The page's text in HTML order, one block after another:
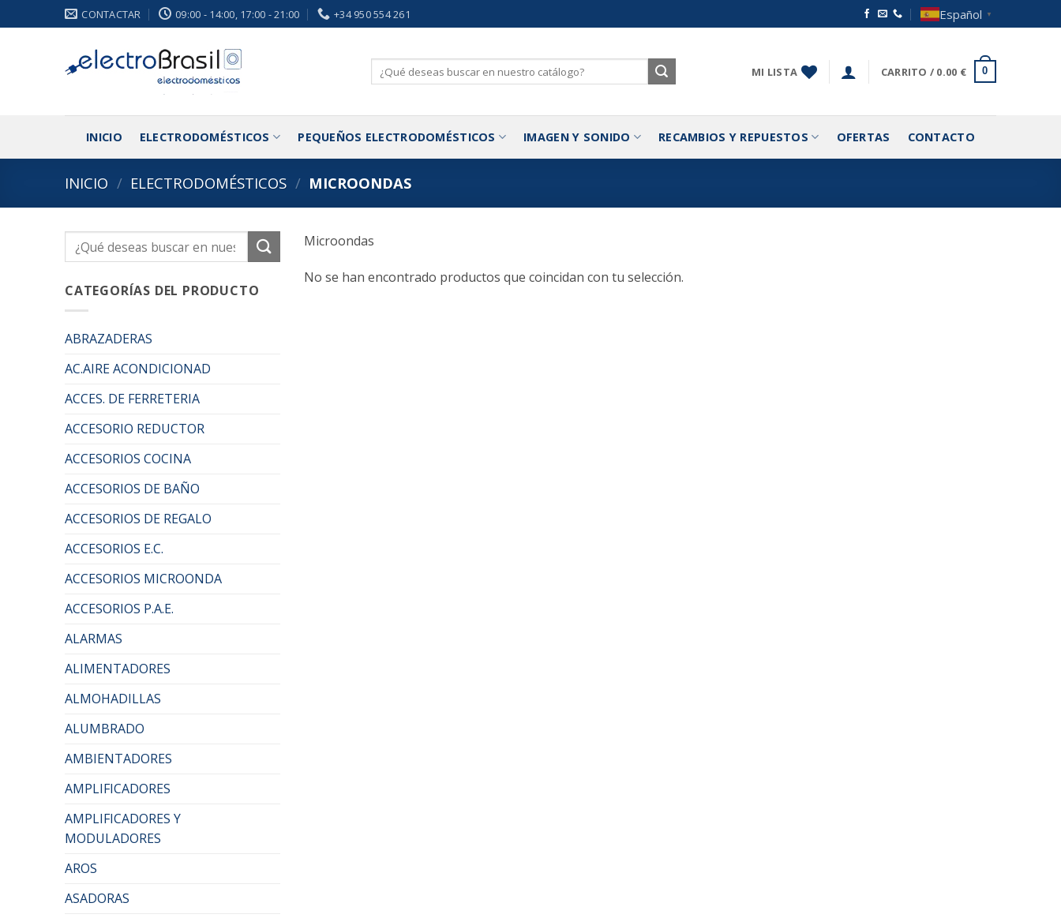
al
CONTACTAR 09:00 - 14:00, 17:00 - 21:00 +34 950 554 261 Español ▼
Buscar
por:
MI LISTA CARRITO / 0.00 € 0
INICIO ELECTRODOMÉSTICOS PEQUEÑOS ELECTRODOMÉSTICOS IMAGEN Y SONIDO RECAMBIOS Y REPUESTOS OFERTAS CONTACTO
INICIO / ELECTRODOMÉSTICOS / MICROONDAS
Buscar
por:
CATEGORÍAS DEL PRODUCTO
ABRAZADERAS
AC.AIRE ACONDICIONAD
ACCES. DE FERRETERIA
ACCESORIO REDUCTOR
ACCESORIOS COCINA
ACCESORIOS DE BAÑO
ACCESORIOS DE REGALO
ACCESORIOS E.C.
ACCESORIOS MICROONDA
ACCESORIOS P.A.E.
ALARMAS
ALIMENTADORES
ALMOHADILLAS
ALUMBRADO
AMBIENTADORES
AMPLIFICADORES
AMPLIFICADORES Y
MODULADORES
AROS
ASADORAS
Microondas
No se han encontrado productos que coincidan con tu selección.